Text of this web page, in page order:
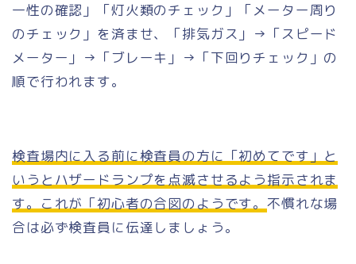
一性の確認」「灯火類のチェック」「メーター周り
のチェック」を済ませ、「排気ガス」→「スピード
メーター」→「ブレーキ」→「下回りチェック」の
順で行われます。
検査場内に入る前に検査員の方に「初めてです」と
いうとハザードランプを点滅させるよう指示されま
す。これが「初心者の合図のようです。不慣れな場
合は必ず検査員に伝達しましょう。